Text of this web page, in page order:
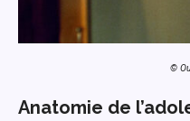
©
Anatomie de